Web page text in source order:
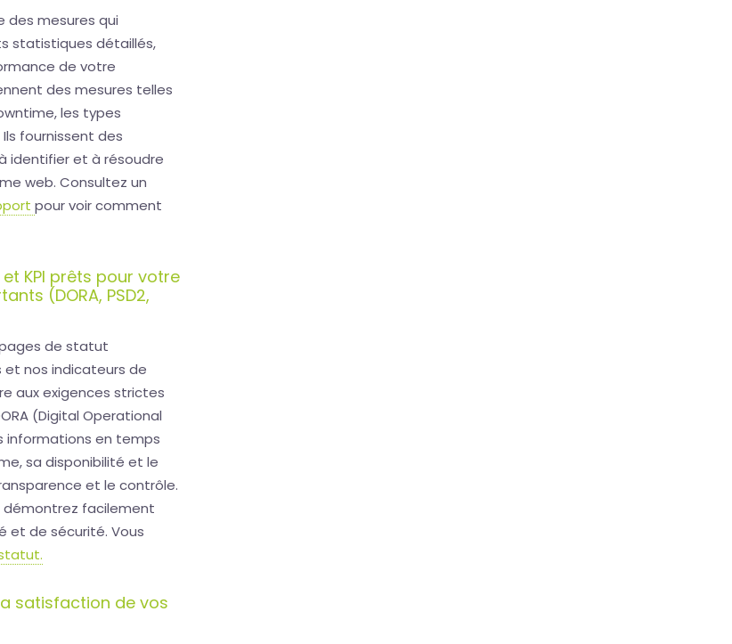
mesures qui
statistiques détaillés,
de votre
des mesures telles
les types
fournissent des
identifier et à résoudre
web. Consultez un
pour voir comment
KPI prêts pour votre
(DORA, PSD2,
de statut
nos indicateurs de
aux exigences strictes
(Digital Operational
informations en temps
sa disponibilité et le
et le contrôle.
démontrez facilement
et de sécurité. Vous
satisfaction de vos